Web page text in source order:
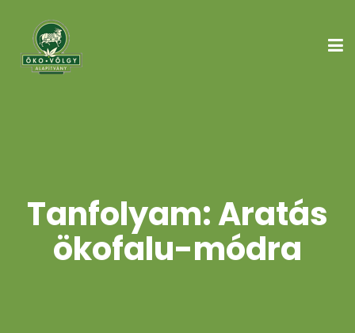
Tanfolyam: Aratás
ökofalu-módra